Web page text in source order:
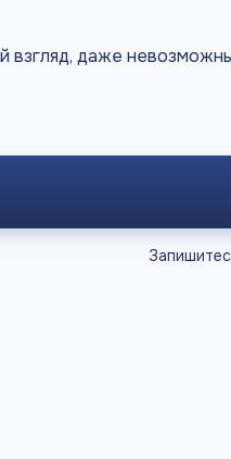
взгляд, даже